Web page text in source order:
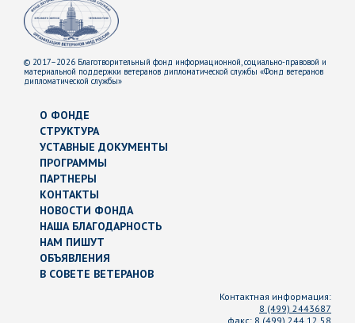
© 2017–2026 Благотворительный фонд информационной, социально-правовой и
материальной поддержки ветеранов дипломатической службы «Фонд ветеранов
дипломатической службы»
О ФОНДЕ
СТРУКТУРА
УСТАВНЫЕ ДОКУМЕНТЫ
ПРОГРАММЫ
ПАРТНЕРЫ
КОНТАКТЫ
НОВОСТИ ФОНДА
НАША БЛАГОДАРНОСТЬ
НАМ ПИШУТ
ОБЪЯВЛЕНИЯ
В СОВЕТЕ ВЕТЕРАНОВ
Контактная информация:
8 (499) 2443687
факс: 8 (499) 244 12 58